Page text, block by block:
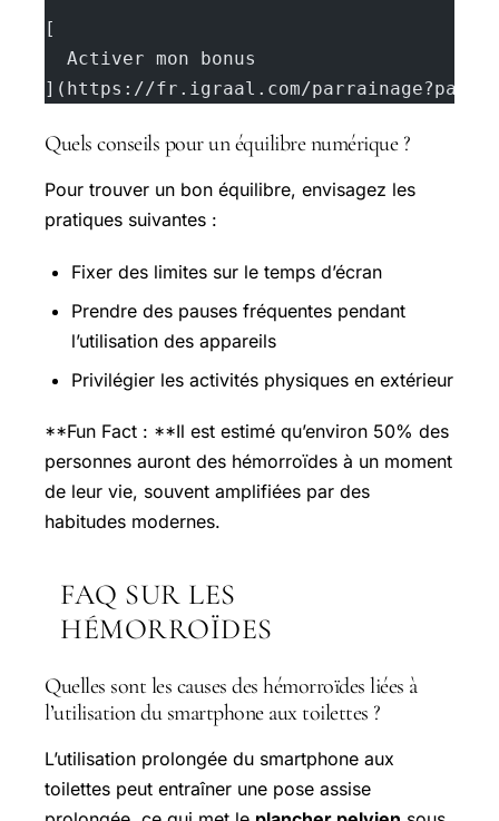
[
  Activer mon bonus
](https://fr.igraal.com/
Quels conseils pour un équilibre numérique ?
Pour trouver un bon équilibre, envisagez les
pratiques suivantes :
Fixer des limites sur le temps d’écran
Prendre des pauses fréquentes pendant
l’utilisation des appareils
Privilégier les activités physiques en extérieur
**Fun Fact : **Il est estimé qu’environ 50% des
personnes auront des hémorroïdes à un moment
de leur vie, souvent amplifiées par des
habitudes modernes.
FAQ SUR LES
HÉMORROÏDES
Quelles sont les causes des hémorroïdes liées à
l’utilisation du smartphone aux toilettes ?
L’utilisation prolongée du smartphone aux
toilettes peut entraîner une pose assise